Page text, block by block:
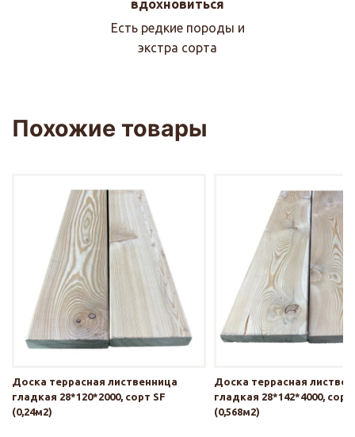
вдохновиться
Есть редкие породы и
экстра сорта
Похожие товары
Доска террасная лиственница
гладкая 28*120*2000, сорт SF
(0,24м2)
Доска террасная
гладкая 28*142*4000,
(0,568м2)